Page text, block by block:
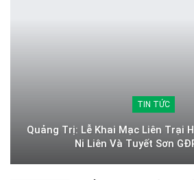
TIN TỨC
Quảng Trị: Lễ Khai Mạc Liên Trại
Ni Liên Và Tuyết Sơn